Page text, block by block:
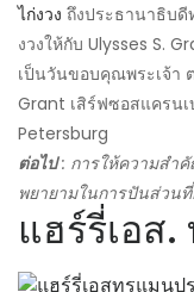
ไก่งวง ถึงประธานาธิบดี
งวงให้กับ Ulysses S.
เป็นวันขอบคุณพระเจ้า
Grant เสิร์ฟซอสแครนเ
Petersburg
ต่อไป: การให้ความสำ
พยายามในการปันส่วน
แฮร์รี่เอส